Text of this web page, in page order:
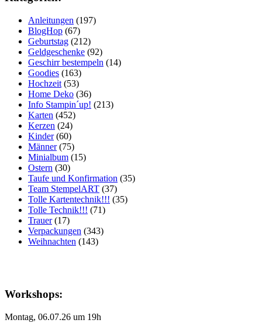
Anleitungen (197)
BlogHop (67)
Geburtstag (212)
Geldgeschenke (92)
Geschirr bestempeln (14)
Goodies (163)
Hochzeit (53)
Home Deko (36)
Info Stampin´up! (213)
Karten (452)
Kerzen (24)
Kinder(60)
Männer(75)
Minialbum (15)
Ostern (30)
Taufe und Konfirmation (35)
Team StempelART (37)
Tolle Kartentechnik!!! (35)
Tolle Technik!!! (71)
Trauer(17)
Verpackungen (343)
Weihnachten (143)
Workshops:
Montag, 06.07.26 um 19h